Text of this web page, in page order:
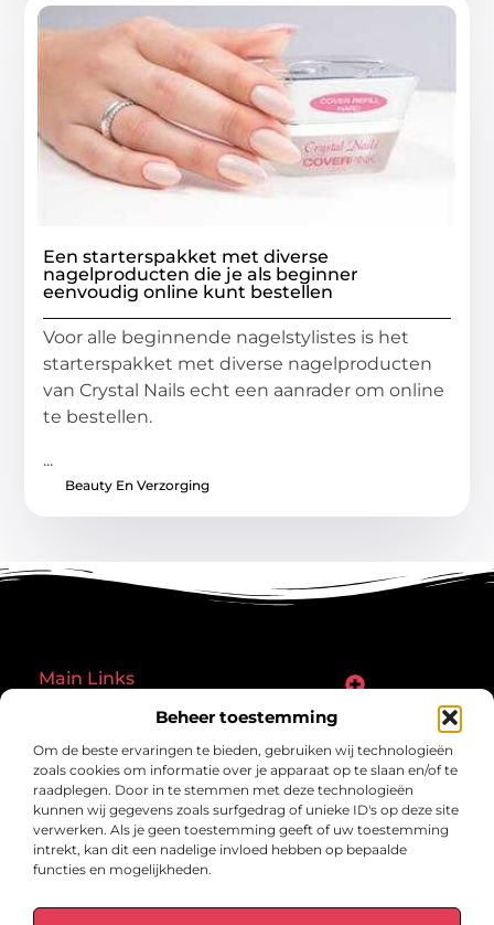
Beheer toestemming
Om de beste ervaringen te bieden, gebruiken wij technologieën
zoals cookies om informatie over je apparaat op te slaan en/of te
raadplegen. Door in te stemmen met deze technologieën
kunnen wij gegevens zoals surfgedrag of unieke ID's op deze site
verwerken. Als je geen toestemming geeft of uw toestemming
intrekt, kan dit een nadelige invloed hebben op bepaalde
functies en mogelijkheden.
Een starterspakket met diverse
nagelproducten die je als beginner
eenvoudig online kunt bestellen
Voor alle beginnende nagelstylistes is het
starterspakket met diverse nagelproducten
van Crystal Nails echt een aanrader om online
te bestellen.
...
Beauty En Verzorging
Main Links